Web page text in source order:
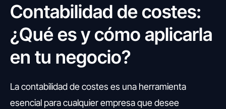
Contabilidad de costes:
¿Qué es y cómo aplicarla
en tu negocio?
La contabilidad de costes es una herramienta
esencial para cualquier empresa que desee